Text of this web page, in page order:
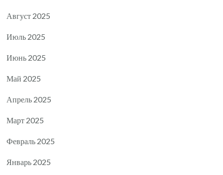
Август 2025
Июль 2025
Июнь 2025
Май 2025
Апрель 2025
Март 2025
Февраль 2025
Январь 2025